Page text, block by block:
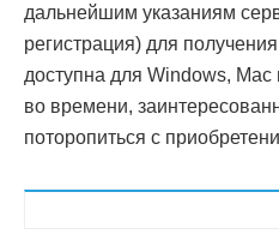
дальнейшим указаниям
регистрация) для
доступна для Windows,
во времени,
поторопиться с